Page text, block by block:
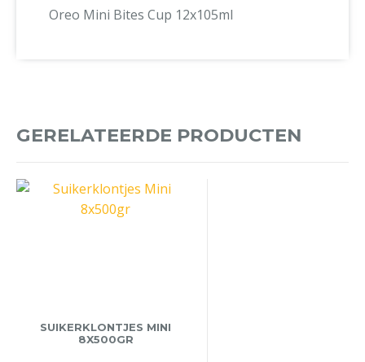
Oreo Mini Bites Cup 12x105ml
GERELATEERDE PRODUCTEN
SUIKERKLONTJES MINI
8X500GR